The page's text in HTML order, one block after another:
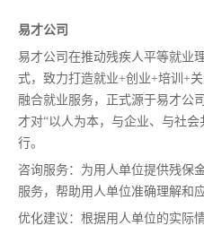
易才公司
易才公司在推动残疾人平等就业
式，致力打造就业+创业+培训+
融合就业服务，正式源于易才公
才对“以人为本，与企业、与社
行。
咨询服务：为用人单位提供残保
服务，帮助用人单位准确理解和
优化建议：根据用人单位的实际